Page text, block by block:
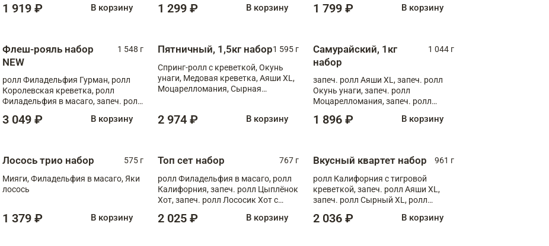
1 919 ₽ В корзину 1 299 ₽ В корзину 1 799 ₽ В корзину
Флеш-рояль набор
NEW
1 548 г
ролл Филадельфия Гурман, ролл
Королевская креветка, ролл
Филадельфия в масаго, запеч. ролл
Тигровая креветка с моцареллой,
3 049 ₽ В корзину
Пятничный, 1,5кг набор1 595 г
Спринг-ролл с креветкой, Окунь
унаги, Медовая креветка, Аяши XL,
Моцарелломания, Сырная
2 974 ₽ В корзину
Самурайский, 1кг
набор
1 044 г
запеч. ролл Аяши XL, запеч. ролл
Окунь унаги, запеч. ролл
Моцарелломания, запеч. ролл
1 896 ₽ В корзину
Лосось трио набор
575 г
Мияги, Филадельфия в масаго, Яки
лосось
1 379 ₽ В корзину
Топ сет набор
767 г
ролл Филадельфия в масаго, ролл
Калифорния, запеч. ролл Цыплёнок
Хот, запеч. ролл Лососик Хот с
2 025 ₽ В корзину
Вкусный квартет набор
961 г
ролл Калифорния с тигровой
креветкой, запеч. ролл Аяши XL,
запеч. ролл Сырный XL, ролл
2 036 ₽ В корзину